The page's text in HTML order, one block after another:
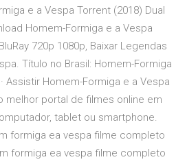
e a Vespa Torrent (2018) Dual
Homem-Formiga e a Vespa
720p 1080p, Baixar Legendas
Título no Brasil: Homem-Formiga
Assistir Homem-Formiga e a Vespa
melhor portal de filmes online em
tablet ou smartphone.
formiga ea vespa filme completo
formiga ea vespa filme completo